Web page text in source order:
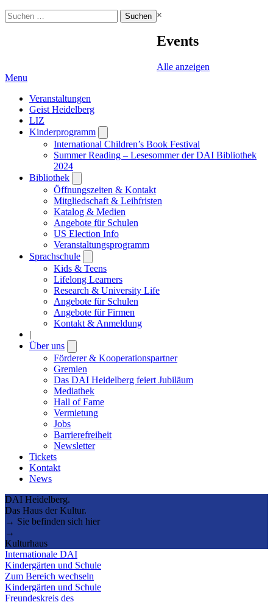
Suchen
nach:
×
Events
Alle anzeigen
Menu
Veranstaltungen
Geist Heidelberg
LIZ
Kinderprogramm
submenu
International Children’s Book Festival
Summer Reading – Lesesommer der DAI Bibliothek
2024
Bibliothek
submenu
Öffnungszeiten & Kontakt
Mitgliedschaft & Leihfristen
Katalog & Medien
Angebote für Schulen
US Election Info
Veranstaltungsprogramm
Sprachschule
submenu
Kids & Teens
Lifelong Learners
Research & University Life
Angebote für Schulen
Angebote für Firmen
Kontakt & Anmeldung
|
Über uns
submenu
Förderer & Kooperationspartner
Gremien
Das DAI Heidelberg feiert Jubiläum
Mediathek
Hall of Fame
Vermietung
Jobs
Barrierefreiheit
Newsletter
Tickets
Kontakt
News
DAI Heidelberg.
Das Haus der Kultur.
→ Sie befinden sich hier
→
Kulturhaus
Internationale DAI
Kindergärten und Schule
Zum Bereich wechseln
Kindergärten und Schule
Freundeskreis des